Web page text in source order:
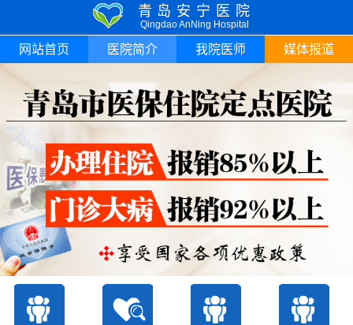
青岛安宁医院
Qingdao AnNing Hospital
网站首页 医院简介 我院医师 媒体报道